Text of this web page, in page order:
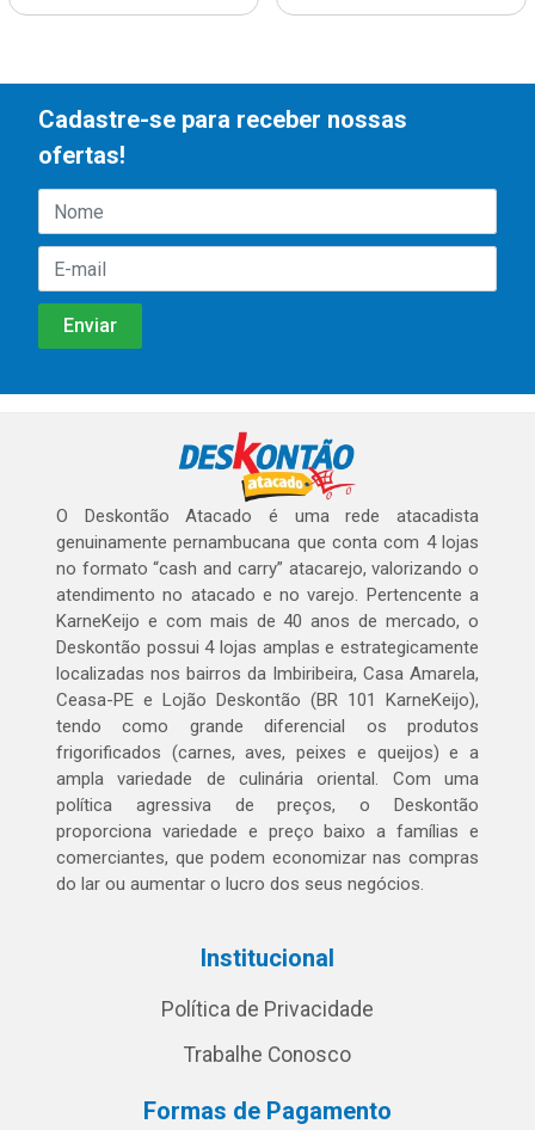
Cadastre-se para receber nossas
ofertas!
O Deskontão Atacado é uma rede atacadista
genuinamente pernambucana que conta com 4 lojas
no formato “cash and carry” atacarejo, valorizando o
atendimento no atacado e no varejo. Pertencente a
KarneKeijo e com mais de 40 anos de mercado, o
Deskontão possui 4 lojas amplas e estrategicamente
localizadas nos bairros da Imbiribeira, Casa Amarela,
Ceasa-PE e Lojão Deskontão (BR 101 KarneKeijo),
tendo como grande diferencial os produtos
frigorificados (carnes, aves, peixes e queijos) e a
ampla variedade de culinária oriental. Com uma
política agressiva de preços, o Deskontão
proporciona variedade e preço baixo a famílias e
comerciantes, que podem economizar nas compras
do lar ou aumentar o lucro dos seus negócios.
Institucional
Política de Privacidade
Trabalhe Conosco
Formas de Pagamento